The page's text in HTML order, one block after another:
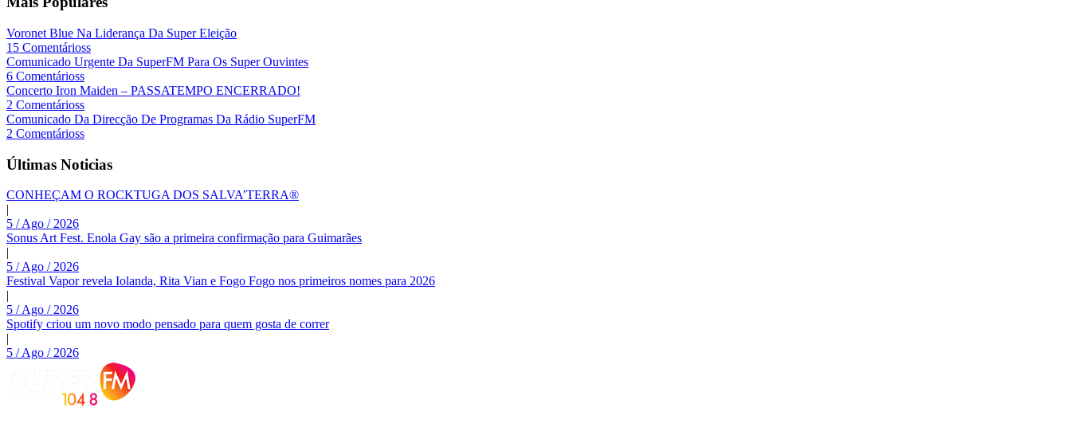
Voronet Blue Na Liderança Da Super Eleição
15 Comentárioss
Comunicado Urgente Da SuperFM Para Os Super Ouvintes
6 Comentárioss
Concerto Iron Maiden – PASSATEMPO ENCERRADO!
2 Comentárioss
Comunicado Da Direcção De Programas Da Rádio SuperFM
2 Comentárioss
Últimas Noticias
CONHEÇAM O ROCKTUGA DOS SALVA’TERRA®
|
5 / Ago / 2026
Sonus Art Fest. Enola Gay são a primeira confirmação para Guimarães
|
5 / Ago / 2026
Festival Vapor revela Iolanda, Rita Vian e Fogo Fogo nos primeiros nomes para 2026
|
5 / Ago / 2026
Spotify criou um novo modo pensado para quem gosta de correr
|
5 / Ago / 2026